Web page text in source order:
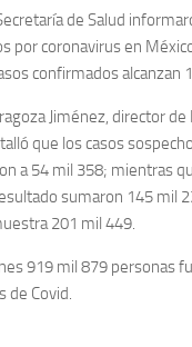
de Salud
por coronavirus en
confirmados alcanzan
Jiménez, director
que los casos
a 54 mil 358; mientras
sumaron 145 mil
201 mil 449.
919 mil 879 personas
de Covid.